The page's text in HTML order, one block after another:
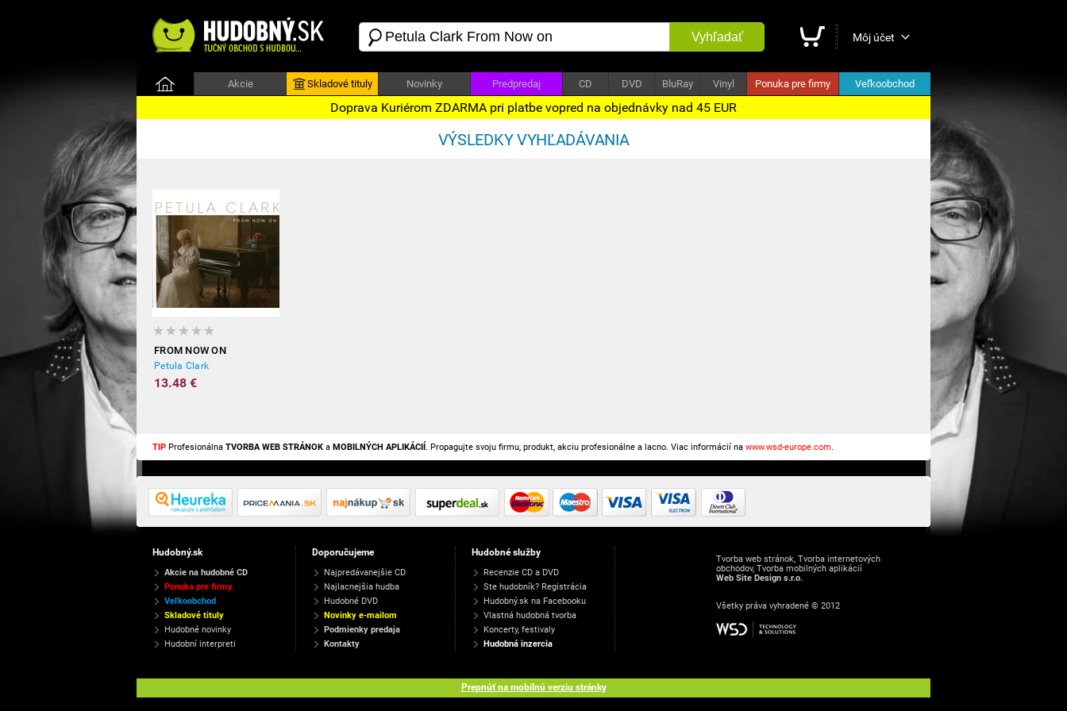
Vyhľadať Môj účet
Akcie Skladové tituly Novinky Predpredaj CD DVD BluRay Vinyl Ponuka pre firmy Veľkoobchod
Doprava Kuriérom ZDARMA pri platbe vopred na objednávky nad 45 EUR
VÝSLEDKY VYHĽADÁVANIA
FROM NOW ON
Petula Clark
13.48 €
TIP Profesionálna TVORBA WEB STRÁNOK a MOBILNÝCH APLIKÁCIÍ. Propagujte svoju firmu, produkt, akciu profesionálne a lacno. Viac informácií na www.wsd-europe.com.
Hudobný.sk
Akcie na hudobné CD
Ponuka pre firmy
Veľkoobchod
Skladové tituly
Hudobné novinky
Hudobní interpreti
Doporučujeme
Najpredávanejšie CD
Najlacnejšia hudba
Hudobné DVD
Novinky e-mailom
Podmienky predaja
Kontakty
Hudobné služby
Recenzie CD a DVD
Ste hudobník? Registrácia
Hudobný.sk na Facebooku
Vlastná hudobná tvorba
Koncerty, festivaly
Hudobná inzercia
Tvorba web stránok, Tvorba internetových
obchodov, Tvorba mobilných aplikácií
Web Site Design s.r.o.
Všetky práva vyhradené © 2012
Prepnúť na mobilnú verziu stránky